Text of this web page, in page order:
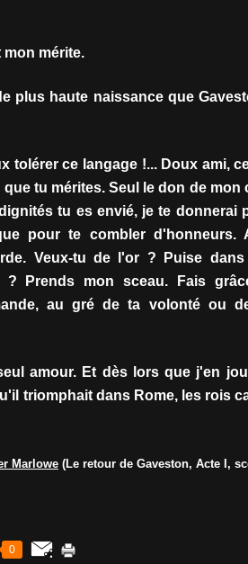
mon mérite.
plus haute naissance que
tolérer ce langage !... Doux ami,
tu mérites. Seul le don de
tu es envié, je te donnerai
pour te combler d'honneurs.
Veux-tu de l'or ? Puise dans
Prends mon sceau. Fais
au gré de ta volonté ou
amour. Et dès lors que j'en
triomphait dans Rome, les rois
Marlowe (Le retour de Gaveston, Acte I,
0